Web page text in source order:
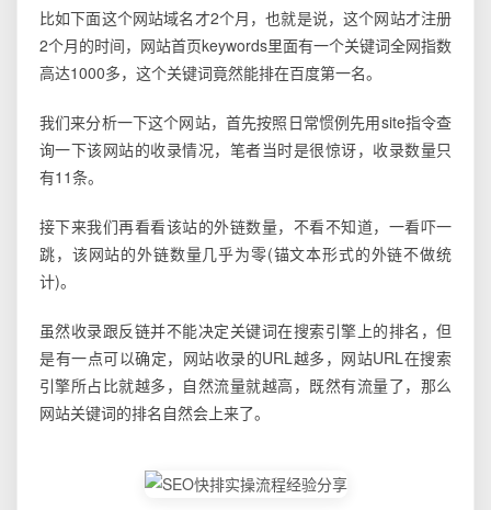
比如下面这个网站域名才2个月，也就是说，这个网站才注册
2个月的时间，网站首页keywords里面有一个关键词全网指数
高达1000多，这个关键词竟然能排在百度第一名。
我们来分析一下这个网站，首先按照日常惯例先用site指令查
询一下该网站的收录情况，笔者当时是很惊讶，收录数量只
有11条。
接下来我们再看看该站的外链数量，不看不知道，一看吓一
跳，该网站的外链数量几乎为零(锚文本形式的外链不做统
计)。
虽然收录跟反链并不能决定关键词在搜索引擎上的排名，但
是有一点可以确定，网站收录的URL越多，网站URL在搜索
引擎所占比就越多，自然流量就越高，既然有流量了，那么
网站关键词的排名自然会上来了。